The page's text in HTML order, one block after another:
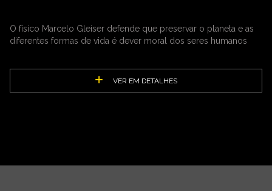
O físico Marcelo Gleiser defende que preservar o planeta e as
diferentes formas de vida é dever moral dos seres humanos
VER EM DETALHES